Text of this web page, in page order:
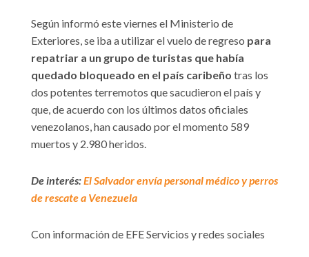
Según informó este viernes el Ministerio de
Exteriores, se iba a utilizar el vuelo de regreso para
repatriar a un grupo de turistas que había
quedado bloqueado en el país caribeño tras los
dos potentes terremotos que sacudieron el país y
que, de acuerdo con los últimos datos oficiales
venezolanos, han causado por el momento 589
muertos y 2.980 heridos.
De interés:El Salvador envía personal médico y perros
de rescate a Venezuela
Con información de EFE Servicios y redes sociales